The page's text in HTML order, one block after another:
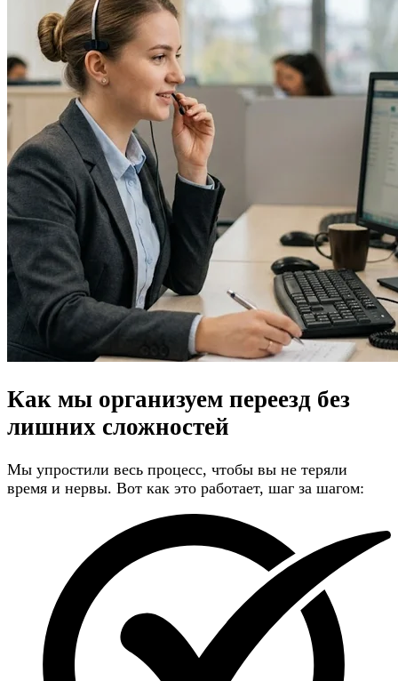
Как мы организуем переезд без
лишних сложностей
Мы упростили весь процесс, чтобы вы не теряли
время и нервы. Вот как это работает, шаг за шагом: